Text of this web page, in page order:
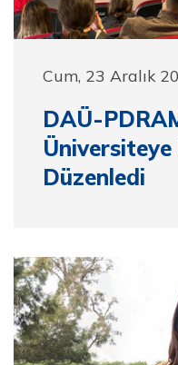
Cum, 23 Aralık
DAÜ-
Düzenledi